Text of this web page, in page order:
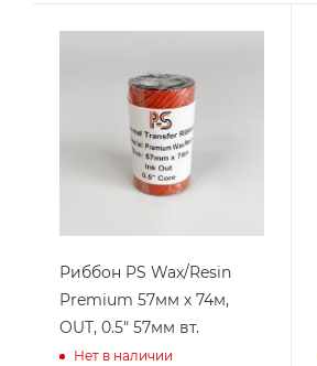
Риббон PS Wax/Resin
Premium 57мм х 74м,
OUT, 0.5" 57мм вт.
Нет в наличии